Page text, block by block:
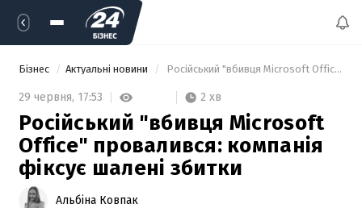
Бізнес Актуальні новини Російський "вбивця Microsoft Office" провалився: компанія фіксує шалені збитки
29 червня, 17:53 2 хв
Російський "вбивця Microsoft
Office" провалився: компанія
фіксує шалені збитки
Альбіна Ковпак